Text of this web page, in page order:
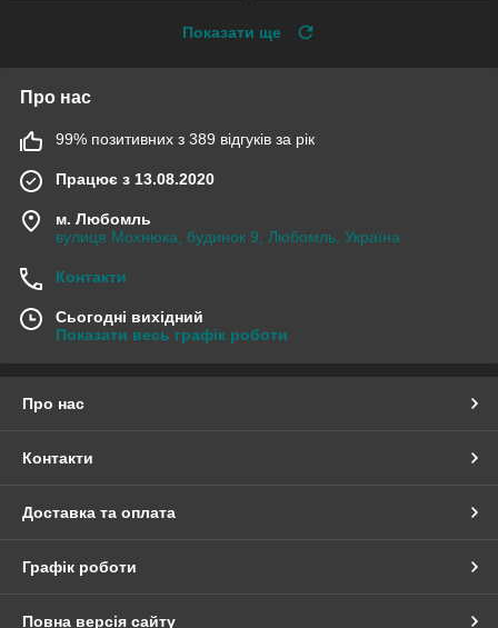
Показати ще
Про нас
99% позитивних з 389 відгуків за рік
Працює з 13.08.2020
м. Любомль
вулиця Мохнюка, будинок 9, Любомль, Україна
Контакти
Сьогодні вихідний
Показати весь графік роботи
Про нас
Контакти
Доставка та оплата
Графік роботи
Повна версія сайту